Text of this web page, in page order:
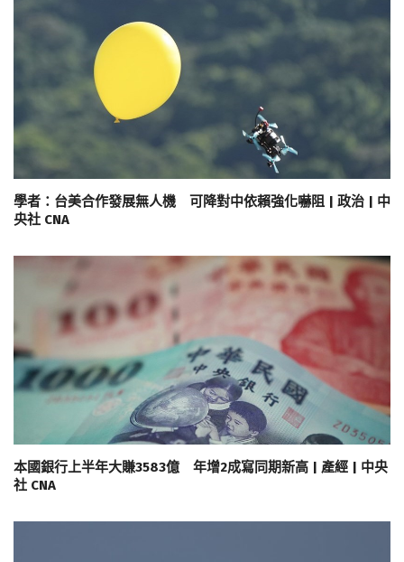
學者：台美合作發展無人機 可降對中依賴強化嚇阻 | 政治 | 中
央社 CNA
本國銀行上半年大賺3583億 年增2成寫同期新高 | 產經 | 中央
社 CNA